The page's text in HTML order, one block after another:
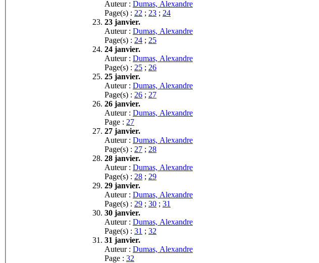
Auteur : Dumas, Alexandre
Page(s) : 22 ; 23 ; 24
23 janvier.
Auteur : Dumas, Alexandre
Page(s) : 24 ; 25
24 janvier.
Auteur : Dumas, Alexandre
Page(s) : 25 ; 26
25 janvier.
Auteur : Dumas, Alexandre
Page(s) : 26 ; 27
26 janvier.
Auteur : Dumas, Alexandre
Page : 27
27 janvier.
Auteur : Dumas, Alexandre
Page(s) : 27 ; 28
28 janvier.
Auteur : Dumas, Alexandre
Page(s) : 28 ; 29
29 janvier.
Auteur : Dumas, Alexandre
Page(s) : 29 ; 30 ; 31
30 janvier.
Auteur : Dumas, Alexandre
Page(s) : 31 ; 32
31 janvier.
Auteur : Dumas, Alexandre
Page : 32